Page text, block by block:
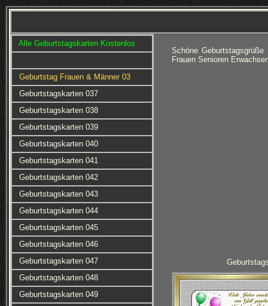
Alle Geburtstagskarten Kostenlos
Geburtstag Frauen & Männer 03
Geburtstagskarten 037
Geburtstagskarten 038
Geburtstagskarten 039
Geburtstagskarten 040
Geburtstagskarten 041
Geburtstagskarten 042
Geburtstagskarten 043
Geburtstagskarten 044
Geburtstagskarten 045
Geburtstagskarten 046
Geburtstagskarten 047
Geburtstagskarten 048
Geburtstagskarten 049
Schöne
Frauen Senioren